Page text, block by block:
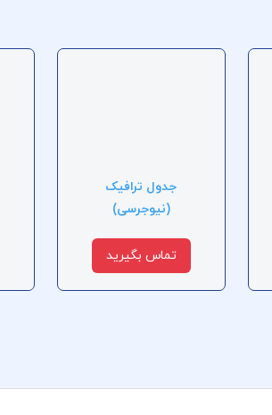
جدول ترافیک
(نیوجرسی)
تماس بگیرید